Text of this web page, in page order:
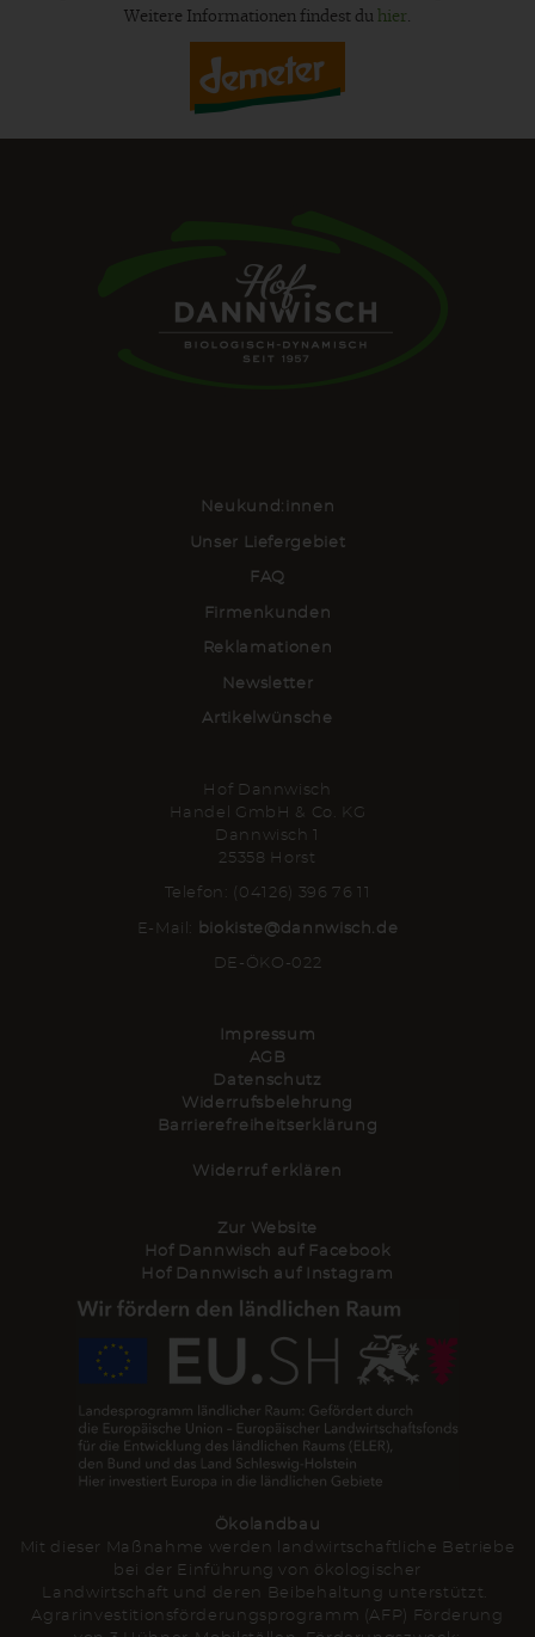
Weitere Informationen findest du hier
Neukund:innen
Unser Liefergebiet
FAQ
Firmenkunden
Reklamationen
Newsletter
Artikelwünsche
Hof Dannwisch
Handel GmbH & Co. KG
Dannwisch 1
25358 Horst
Telefon: (04126) 396 76 11
E-Mail: biokiste@dannwisch.de
DE-ÖKO-022
Impressum
AGB
Datenschutz
Widerrufsbelehrung
Barrierefreiheitserklärung
Widerruf erklären
Zur Website
Hof Dannwisch auf Facebook
Hof Dannwisch auf Instagram
Ökolandbau
Mit dieser Maßnahme werden landwirtschaftliche Betriebe
bei der Einführung von ökologischer
Landwirtschaft und deren Beibehaltung unterstützt.
Agrarinvestitionsförderungsprogramm (AFP) Förderung